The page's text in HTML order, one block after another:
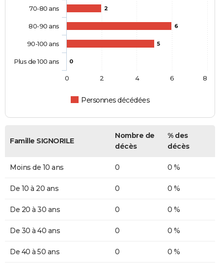
2
6
5
0
Personnes décédées
70-80 ans
80-90 ans
90-100 ans
Plus de 100 ans
0 2 4 6 8
Famille SIGNORILE
Nombre de
décès
% des
décès
Moins de 10 ans 0 0 %
De 10 à 20 ans 0 0 %
De 20 à 30 ans 0 0 %
De 30 à 40 ans 0 0 %
De 40 à 50 ans 0 0 %